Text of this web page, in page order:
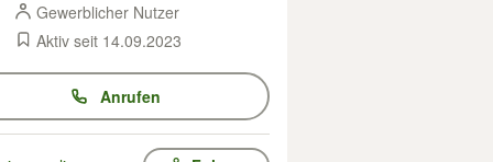
Gewerblicher Nutzer
Aktiv seit 14.09.2023
Anrufen